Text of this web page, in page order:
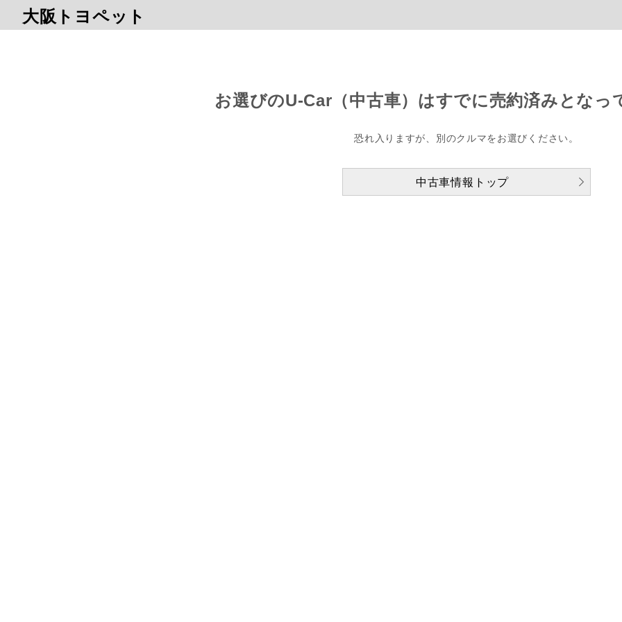
大阪トヨペット
お選びのU-Car（中古車）はすでに売約済みとなっ
恐れ入りますが、別のクルマをお選びください。
中古車情報トップ